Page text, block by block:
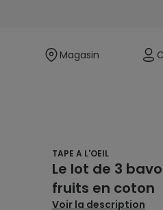
Magasin
TAPE A L'OEIL
Le lot de 3
fruits en coton
Voir la description